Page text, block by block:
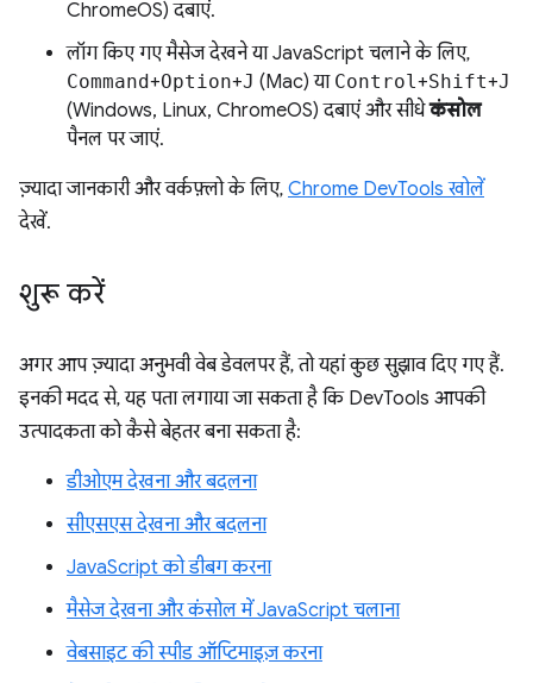
ChromeOS) दबाएं.
लॉग किए गए मैसेज देखने या JavaScript चलाने के लिए,
Command+Option+J (Mac) या Control+Shift+J
(Windows, Linux, ChromeOS) दबाएं और सीधेकंसोल
पैनल पर जाएं.
ज़्यादा जानकारी और वर्कफ़्लो के लिए, Chrome DevTools खोलें
देखें.
शुरू करें
अगर आप ज़्यादा अनुभवी वेब डेवलपर हैं, तो यहां कुछ सुझाव दिए गए हैं.
इनकी मदद से, यह पता लगाया जा सकता है कि DevTools आपकी
उत्पादकता को कैसे बेहतर बना सकता है:
डीओएम देखना और बदलना
सीएसएस देखना और बदलना
JavaScript को डीबग करना
मैसेज देखना और कंसोल में JavaScript चलाना
वेबसाइट की स्पीड ऑप्टिमाइज़ करना